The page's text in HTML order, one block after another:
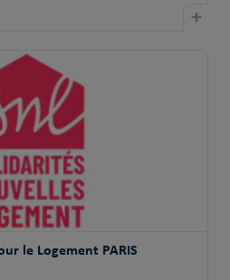
+
le Logement PARIS